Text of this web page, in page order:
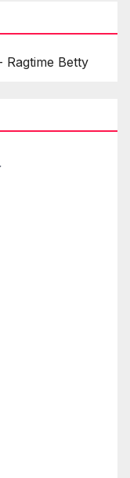
Ragtime Betty